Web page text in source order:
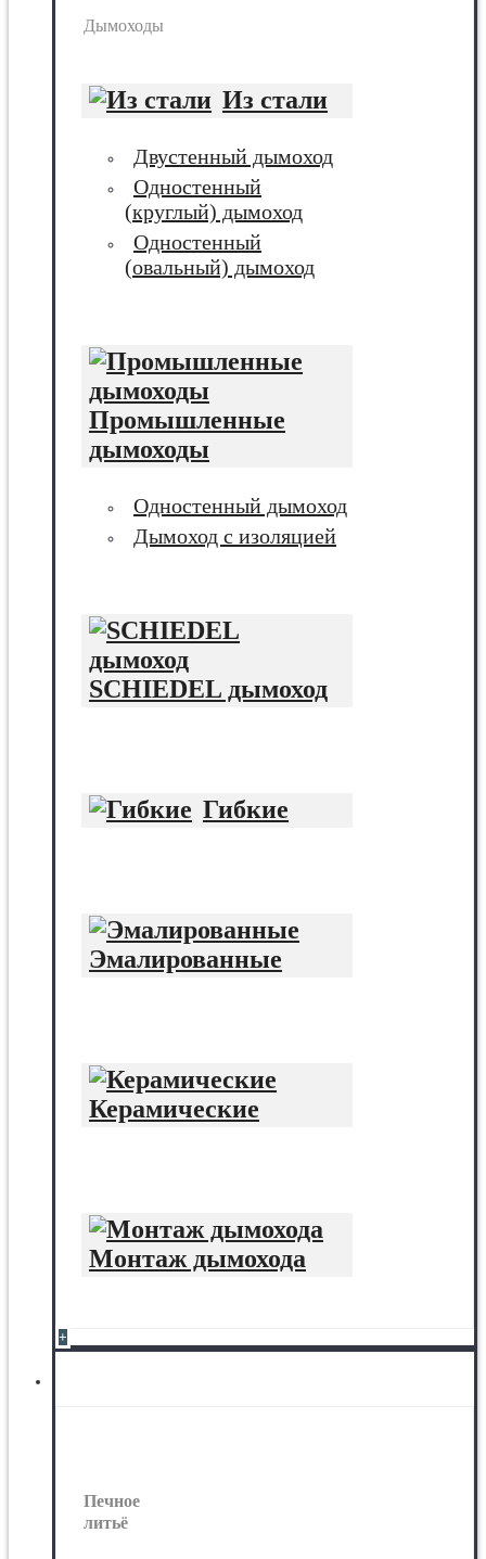
Дымоходы
Из стали
Двустенный дымоход
Одностенный
(круглый) дымоход
Одностенный
(овальный) дымоход
Промышленные
дымоходы
Одностенный дымоход
Дымоход с изоляцией
SCHIEDEL дымоход
Гибкие
Эмалированные
Керамические
Монтаж дымохода
+
Печное
литьё